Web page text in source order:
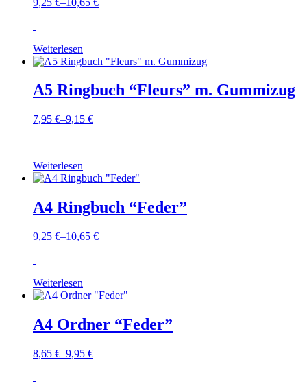
Weiterlesen
A5 Ringbuch “Fleurs” m. Gummizug
7,95 €–9,15 €
Weiterlesen
A4 Ringbuch “Feder”
9,25 €–10,65 €
Weiterlesen
A4 Ordner “Feder”
8,65 €–9,95 €